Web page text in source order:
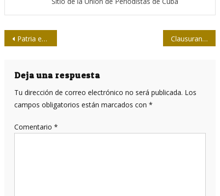
Navegación
entradas
Patria en imágenes Clausuran Segundo Coloquio Patria contra el bloqueo digital
Deja una respuesta
Tu dirección de correo electrónico no será publicada. Los
campos obligatorios están marcados con *
Comentario *